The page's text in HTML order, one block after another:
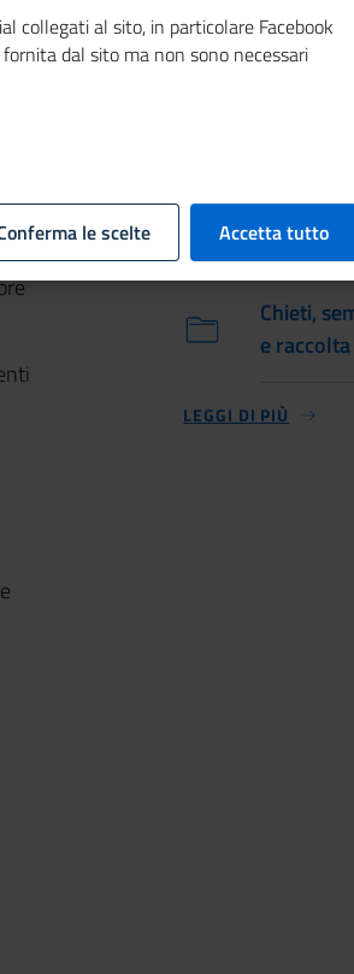
Green
lavori
Chieti,
e
LEGGI DI PIÙ
collegati al sito, in particolare Facebook
dal sito ma non sono necessari
le scelte Accetta tutto